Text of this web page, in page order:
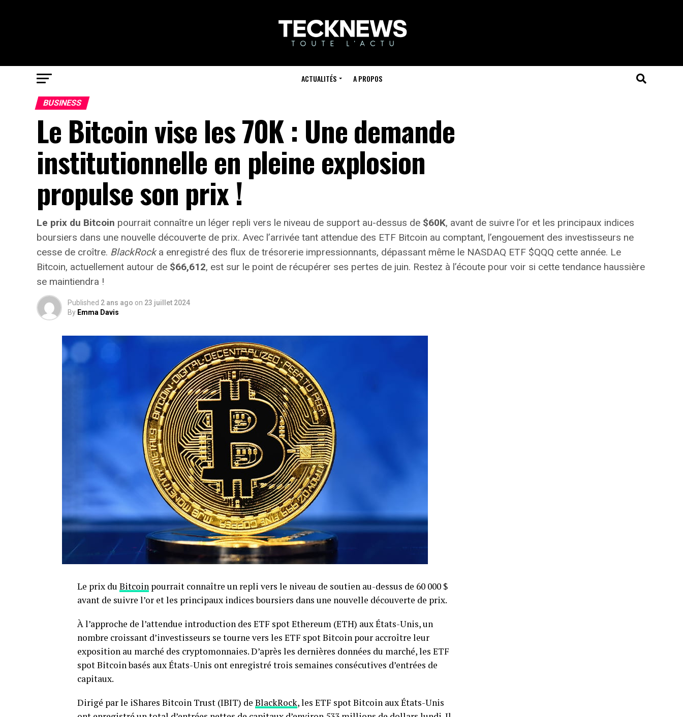
ACTUALITÉS A PROPOS
BUSINESS
Le Bitcoin vise les 70K : Une demande
institutionnelle en pleine explosion
propulse son prix !
Le prix du Bitcoin pourrait connaître un léger repli vers le niveau de support au-dessus de $60K, avant de suivre l’or et les principaux indices
boursiers dans une nouvelle découverte de prix. Avec l’arrivée tant attendue des ETF Bitcoin au comptant, l’engouement des investisseurs ne
cesse de croître. BlackRocka enregistré des flux de trésorerie impressionnants, dépassant même le NASDAQ ETF $QQQ cette année. Le
Bitcoin, actuellement autour de $66,612, est sur le point de récupérer ses pertes de juin. Restez à l’écoute pour voir si cette tendance haussière
se maintiendra !
Published 2 ans ago on 23 juillet 2024
By Emma Davis
Le prix du Bitcoin pourrait connaître un repli vers le niveau de soutien au-dessus de 60 000 $
avant de suivre l’or et les principaux indices boursiers dans une nouvelle découverte de prix.
À l’approche de l’attendue introduction des ETF spot Ethereum (ETH) aux États-Unis, un
nombre croissant d’investisseurs se tourne vers les ETF spot Bitcoin pour accroître leur
exposition au marché des cryptomonnaies. D’après les dernières données du marché, les ETF
spot Bitcoin basés aux États-Unis ont enregistré trois semaines consécutives d’entrées de
capitaux.
Dirigé par le iShares Bitcoin Trust (IBIT) de BlackRock, les ETF spot Bitcoin aux États-Unis